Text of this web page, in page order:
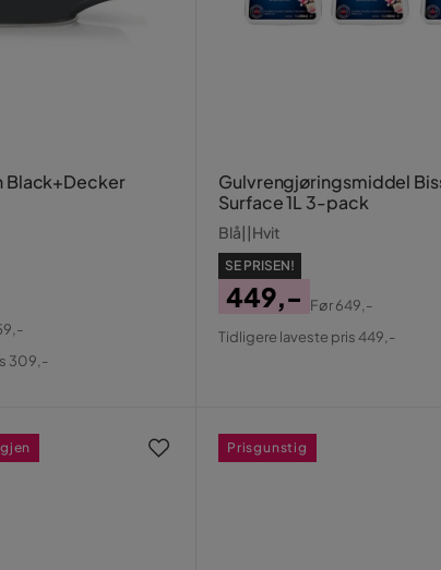
Black+Decker
309,-
Gulvrengjøringsmiddel
Surface 1L 3-pack
Blå||Hvit
SE PRISEN!
Pris
449,-
Original
Før649,-
Tidligere laveste pris 449,-
Prisgunstig